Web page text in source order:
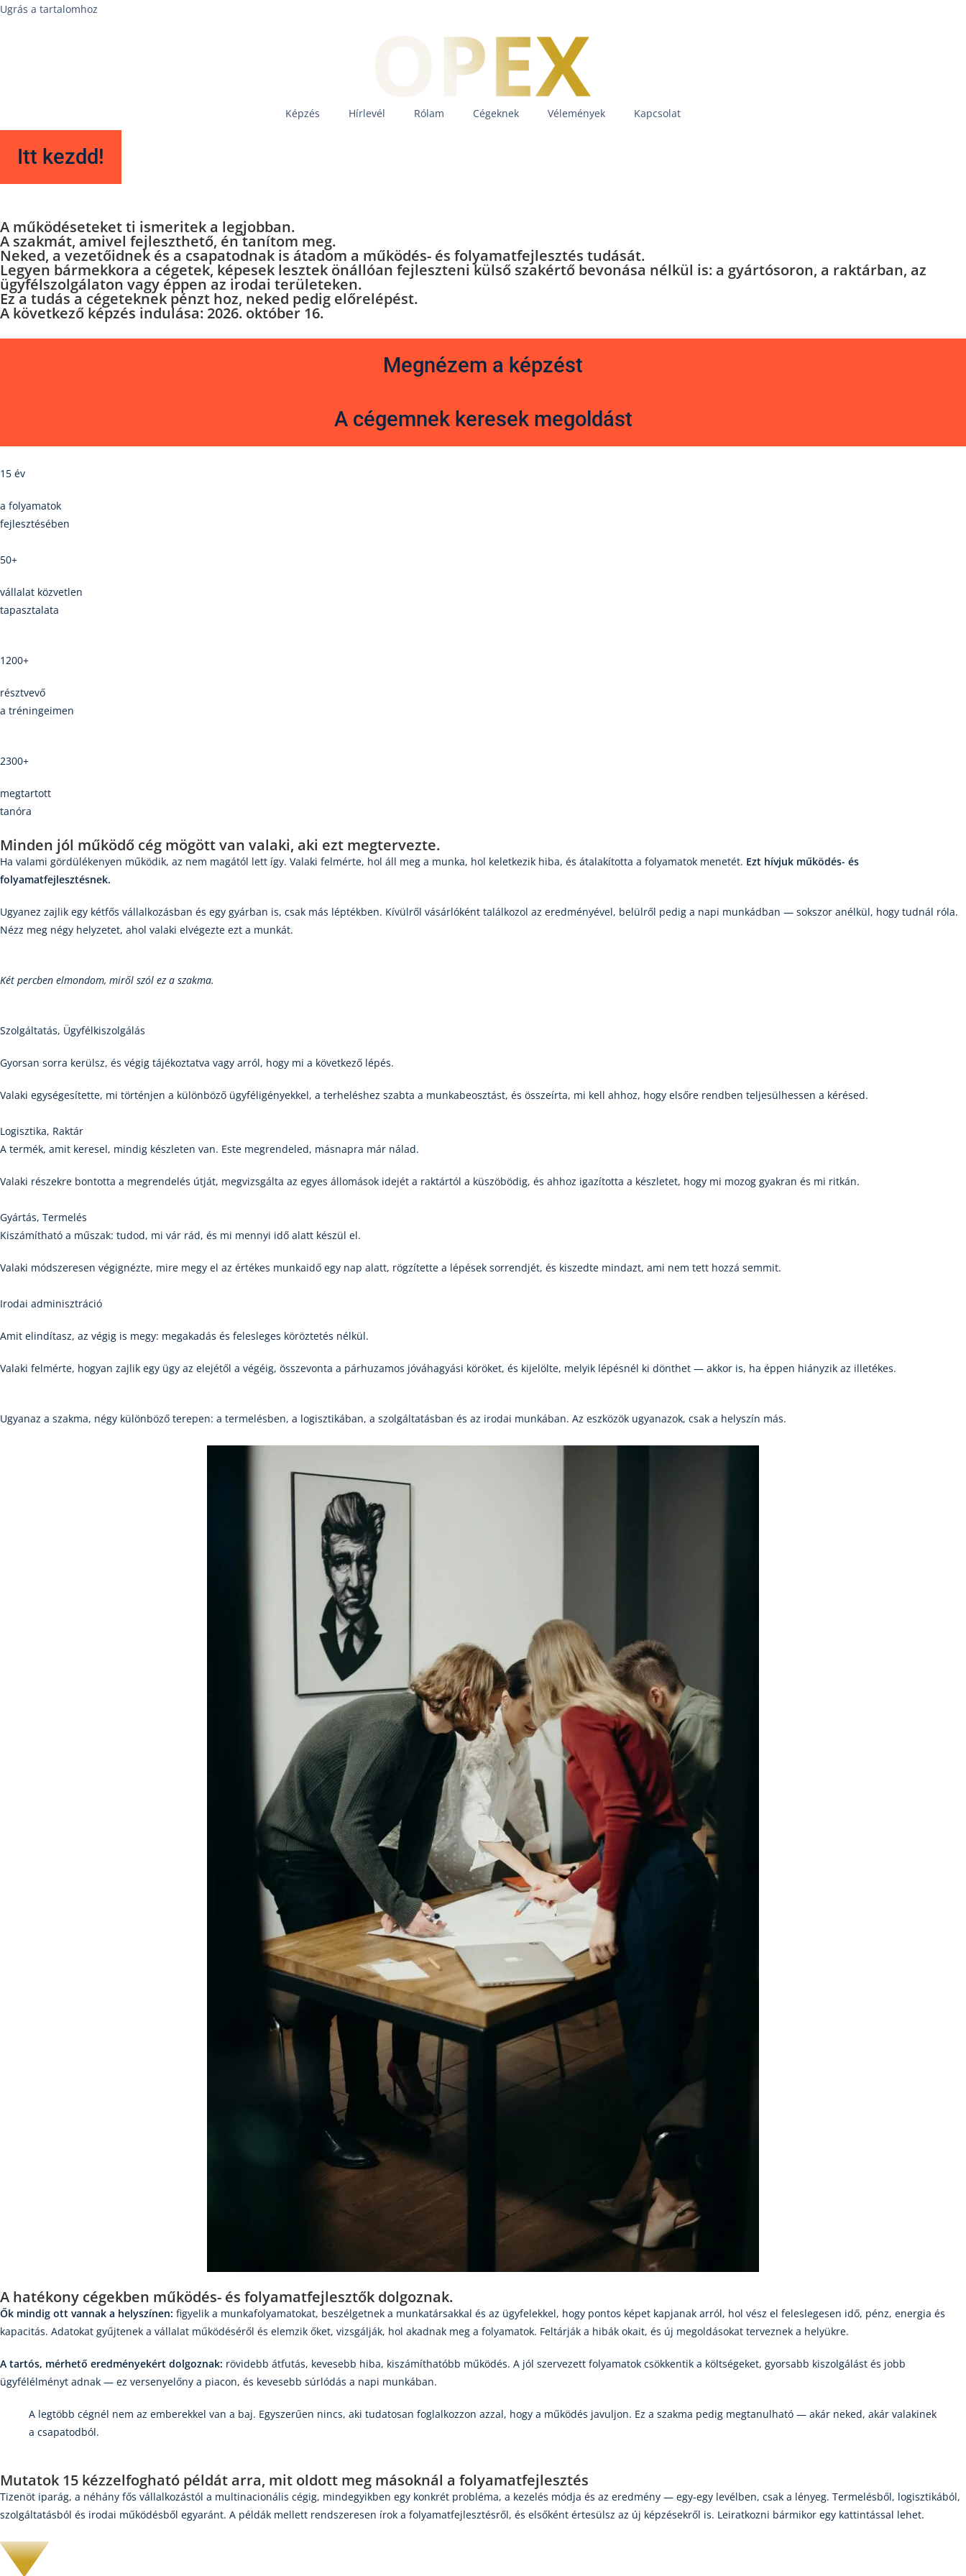
Ugrás a tartalomhoz
Képzés Hírlevél Rólam Cégeknek Vélemények Kapcsolat
Itt kezdd!
A működéseteketti ismeritek a legjobban.
A szakmát, amivel fejleszthető, én tanítom meg.
Neked, a vezetőidnek és a csapatodnak is átadom a működés- és folyamatfejlesztés tudását.
Legyen bármekkora a cégetek, képesek lesztek önállóan fejleszteni külső szakértő bevonása nélkül is: a gyártósoron, a raktárban, az
ügyfélszolgálaton vagy éppen az irodai területeken.
Ez a tudás a cégeteknek pénzt hoz, neked pedig előrelépést.
A következő képzés indulása: 2026. október 16.
Megnézem a képzést
A cégemnek keresek megoldást
15 év
a folyamatok
fejlesztésében
50+
vállalat közvetlen
tapasztalata
1200+
résztvevő
a tréningeimen
2300+
megtartott
tanóra
Minden jól működő cég mögött van valaki, aki ezt megtervezte.
Ha valami gördülékenyen működik, az nem magától lett így. Valaki felmérte, hol áll meg a munka, hol keletkezik hiba, és átalakította a folyamatok menetét. Ezt hívjuk működés- és
folyamatfejlesztésnek.
Ugyanez zajlik egy kétfős vállalkozásban és egy gyárban is, csak más léptékben. Kívülről vásárlóként találkozol az eredményével, belülről pedig a napi munkádban — sokszor anélkül, hogy tudnál róla.
Nézz meg négy helyzetet, ahol valaki elvégezte ezt a munkát.
Két percben elmondom, miről szól ez a szakma.
Szolgáltatás, Ügyfélkiszolgálás
Gyorsan sorra kerülsz, és végig tájékoztatva vagy arról, hogy mi a következő lépés.
Valaki egységesítette, mi történjen a különböző ügyféligényekkel, a terheléshez szabta a munkabeosztást, és összeírta, mi kell ahhoz, hogy elsőre rendben teljesülhessen a kérésed.
Logisztika, Raktár
A termék, amit keresel, mindig készleten van. Este megrendeled, másnapra már nálad.
Valaki részekre bontotta a megrendelés útját, megvizsgálta az egyes állomások idejét a raktártól a küszöbödig, és ahhoz igazította a készletet, hogy mi mozog gyakran és mi ritkán.
Gyártás, Termelés
Kiszámítható a műszak: tudod, mi vár rád, és mi mennyi idő alatt készül el.
Valaki módszeresen végignézte, mire megy el az értékes munkaidő egy nap alatt, rögzítette a lépések sorrendjét, és kiszedte mindazt, ami nem tett hozzá semmit.
Irodai adminisztráció
Amit elindítasz, az végig is megy: megakadás és felesleges köröztetés nélkül.
Valaki felmérte, hogyan zajlik egy ügy az elejétől a végéig, összevonta a párhuzamos jóváhagyási köröket, és kijelölte, melyik lépésnél ki dönthet — akkor is, ha éppen hiányzik az illetékes.
Ugyanaz a szakma, négy különböző terepen: a termelésben, a logisztikában, a szolgáltatásban és az irodai munkában. Az eszközök ugyanazok, csak a helyszín más.
A hatékony cégekben működés- és folyamatfejlesztők dolgoznak.
Ők mindig ott vannak a helyszínen: figyelik a munkafolyamatokat, beszélgetnek a munkatársakkal és az ügyfelekkel, hogy pontos képet kapjanak arról, hol vész el feleslegesen idő, pénz, energia és
kapacitás. Adatokat gyűjtenek a vállalat működéséről és elemzik őket, vizsgálják, hol akadnak meg a folyamatok. Feltárják a hibák okait, és új megoldásokat terveznek a helyükre.
A tartós, mérhető eredményekért dolgoznak: rövidebb átfutás, kevesebb hiba, kiszámíthatóbb működés. A jól szervezett folyamatok csökkentik a költségeket, gyorsabb kiszolgálást és jobb
ügyfélélményt adnak — ez versenyelőny a piacon, és kevesebb súrlódás a napi munkában.
A legtöbb cégnél nem az emberekkel van a baj. Egyszerűen nincs, aki tudatosan foglalkozzon azzal, hogy a működés javuljon. Ez a szakma pedig megtanulható — akár neked, akár valakinek
a csapatodból.
Mutatok 15 kézzelfogható példát arra, mit oldott meg másoknál a folyamatfejlesztés
Tizenöt iparág, a néhány fős vállalkozástól a multinacionális cégig, mindegyikben egy konkrét probléma, a kezelés módja és az eredmény — egy-egy levélben, csak a lényeg. Termelésből, logisztikából,
szolgáltatásból és irodai működésből egyaránt. A példák mellett rendszeresen írok a folyamatfejlesztésről, és elsőként értesülsz az új képzésekről is. Leiratkozni bármikor egy kattintással lehet.